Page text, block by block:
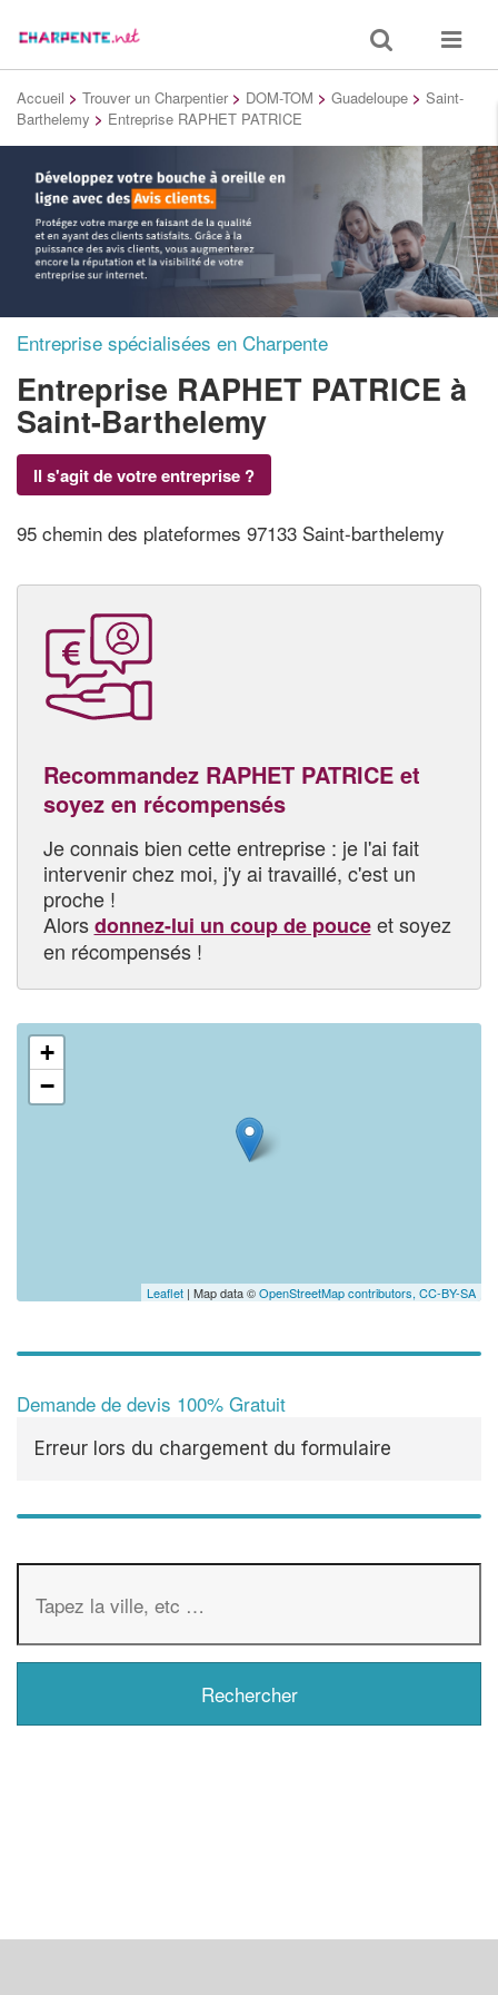
Toggle
search
Toggle
Accueil > Trouver un Charpentier > DOM-TOM > Guadeloupe > Saint-
Barthelemy > Entreprise RAPHET PATRICE
Entreprise spécialisées en Charpente
Entreprise RAPHET PATRICE à
Saint-Barthelemy
Il s'agit de votre entreprise ?
95 chemin des plateformes 97133 Saint-barthelemy
Recommandez RAPHET PATRICE et
soyez en récompensés
Je connais bien cette entreprise : je l'ai fait
intervenir chez moi, j'y ai travaillé, c'est un
proche !
Alorsdonnez-lui un coup de pouceet soyez
en récompensés !
+
−
Leaflet | Map data ©OpenStreetMap contributors, CC-BY-SA
Demande de devis 100% Gratuit
Erreur lors du chargement du formulaire